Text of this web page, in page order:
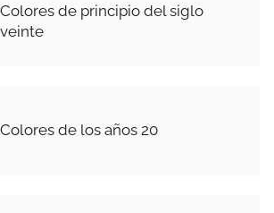
Colores de principio del siglo
veinte
Colores de los años 20